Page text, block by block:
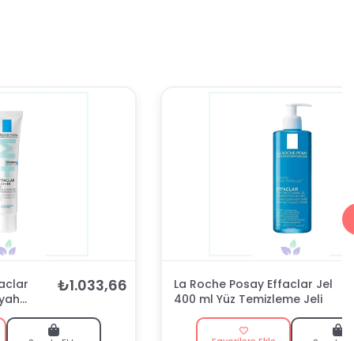
₺1.033,66
La Roche Posay Effaclar Jel
400 ml Yüz Temizleme Jeli